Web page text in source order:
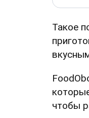
Такое
чтобы